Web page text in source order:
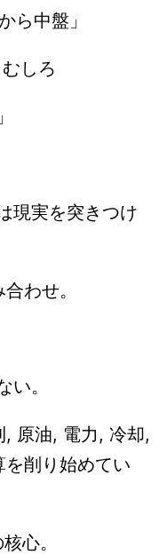
ら中盤」
しろ
現実を突きつけ
わせ。
。
原油, 電力, 冷却,
削り始めてい
心。